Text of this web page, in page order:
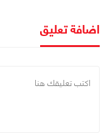
اضافة تعليق